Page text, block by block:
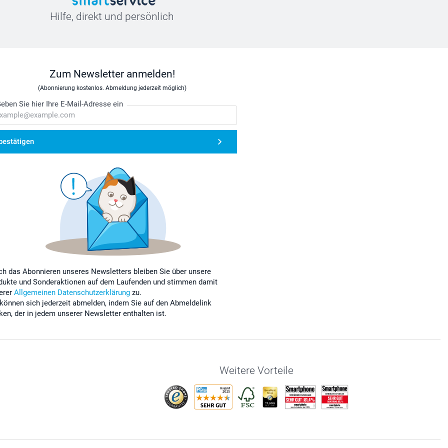
Hilfe, direkt und persönlich
Zum Newsletter anmelden!
(Abonnierung kostenlos. Abmeldung jederzeit möglich)
Sie hier Ihre E-Mail-Adresse ein
das Abonnieren unseres Newsletters bleiben Sie über unsere
und Sonderaktionen auf dem Laufenden und stimmen damit
Allgemeinen Datenschutzerklärung zu.
sich jederzeit abmelden, indem Sie auf den Abmeldelink
der in jedem unserer Newsletter enthalten ist.
Weitere Vorteile